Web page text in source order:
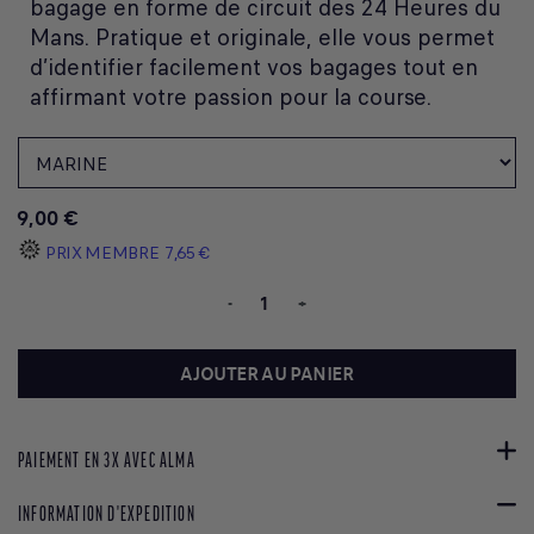
bagage en forme de circuit des 24 Heures du
Mans. Pratique et originale, elle vous permet
d’identifier facilement vos bagages tout en
affirmant votre passion pour la course.
9,00 €
PRIX MEMBRE 7,65 €
- +
AJOUTER AU PANIER
PAIEMENT EN 3X AVEC ALMA
INFORMATION D'EXPEDITION